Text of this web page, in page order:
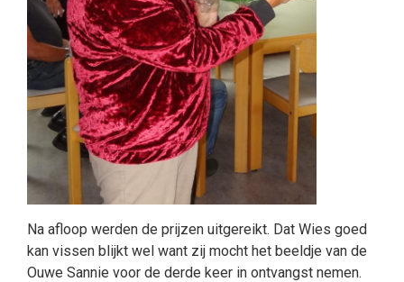
Na afloop werden de prijzen uitgereikt. Dat Wies goed
kan vissen blijkt wel want zij mocht het beeldje van de
Ouwe Sannie voor de derde keer in ontvangst nemen.